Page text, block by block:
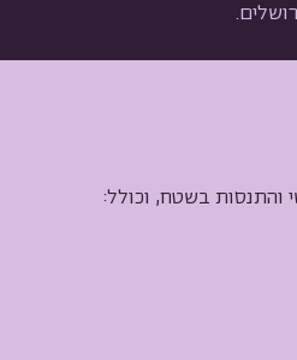
והתנסות בשטח, וכולל: